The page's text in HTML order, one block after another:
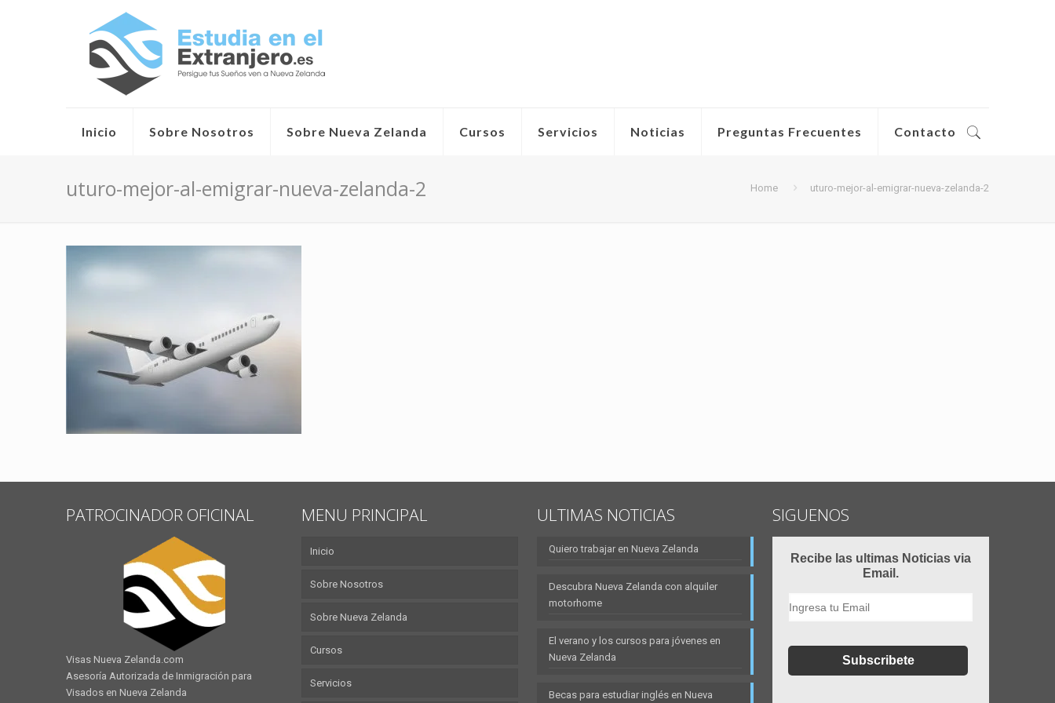
Inicio Sobre Nosotros Sobre Nueva Zelanda Cursos Servicios Noticias Preguntas Frecuentes Contacto
uturo-mejor-al-emigrar-nueva-zelanda-2 Home uturo-mejor-al-emigrar-nueva-zelanda-2
PATROCINADOR OFICINAL
Visas Nueva Zelanda.com
Asesoría Autorizada de Inmigración para
Visados en Nueva Zelanda
MENU PRINCIPAL
Inicio
Sobre Nosotros
Sobre Nueva Zelanda
Cursos
Servicios
ULTIMAS NOTICIAS
Quiero trabajar en Nueva Zelanda
Descubra Nueva Zelanda con alquiler
motorhome
El verano y los cursos para jóvenes en
Nueva Zelanda
Becas para estudiar inglés en Nueva
SIGUENOS
Recibe las ultimas Noticias via
Email.